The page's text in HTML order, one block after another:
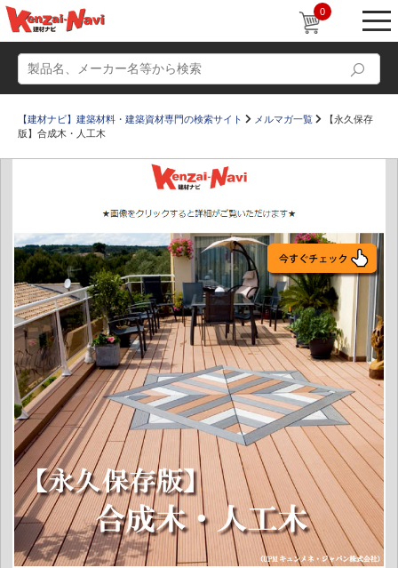
0
かたなび コラム
すまいリング 設計士インタビュー
Q＆A 販売・施工代理店募集
お気に入り
【建材ナビ】建築材料・建築資材専門の検索サイト メルマガ一覧
【永久保存
版】合成木・人工木